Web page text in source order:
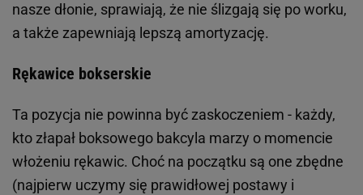
nasze dłonie, sprawiają, że nie ślizgają się po worku,
a także zapewniają lepszą amortyzację.
Rękawice bokserskie
Ta pozycja nie powinna być zaskoczeniem - każdy,
kto złapał boksowego bakcyla marzy o momencie
włożeniu rękawic. Choć na początku są one zbędne
(najpierw uczymy się prawidłowej postawy i